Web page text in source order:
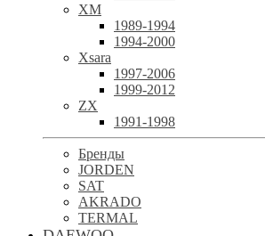
XM
1989-1994
1994-2000
Xsara
1997-2006
1999-2012
ZX
1991-1998
Бренды
JORDEN
SAT
AKRADO
TERMAL